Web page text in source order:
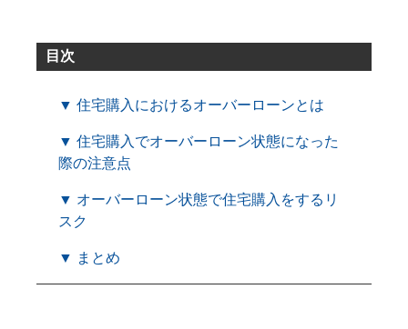
目次
▼ 住宅購入におけるオーバーローンとは
▼ 住宅購入でオーバーローン状態になった
際の注意点
▼ オーバーローン状態で住宅購入をするリ
スク
▼ まとめ